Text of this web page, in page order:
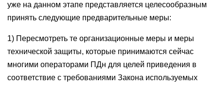
уже на данном этапе представляется целесообразным
принять следующие предварительные меры:
1) Пересмотреть те организационные меры и меры
технической защиты, которые принимаются сейчас
многими операторами ПДн для целей приведения в
соответствие с требованиями Закона используемых